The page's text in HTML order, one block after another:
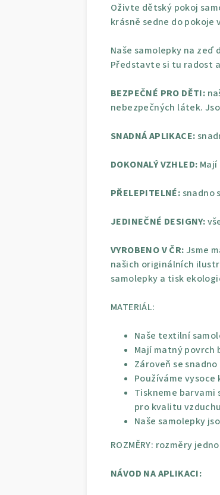
Oživte dětský pokoj
krásně sedne do
Naše samolepky na
Představte si tu radost
BEZPEČNÉ PRO DĚTI:
nebezpečných látek.
SNADNÁ APLIKACE:
DOKONALÝ VZHLED:
PŘELEPITELNÉ:snadno
JEDINEČNÉ DESIGNY:
VYROBENO V ČR:Jsme
našich originálních
samolepky a tisk
MATERIÁL:
Naše textilní
Mají matný povrch
Zároveň se
Používáme
Tiskneme
pro kvalitu
Naše samolepky
ROZMĚRY: rozměry
NÁVOD NA APLIKACI: